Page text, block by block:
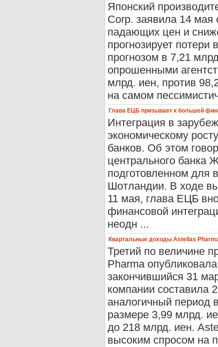
Японский
Corp. заявила 14
падающих цен и
прогнозирует
прогнозом в 7,21
опрошенными
млрд. иен, против
на самом
Глава ЕЦБ призывает к большей
Интеграция в
экономическому
банков. Об этом
центрального банка
подготовленном для
Шотландии. В ходе
11 мая, глава ЕЦБ
финансовой
неодн ...
Квартальные доходы Astellas
Третий по величине
Pharma
закончившийся 31
компании составила
аналогичный период
размере 3,99 млрд.
до 218 млрд. иен.
высоким спросом на